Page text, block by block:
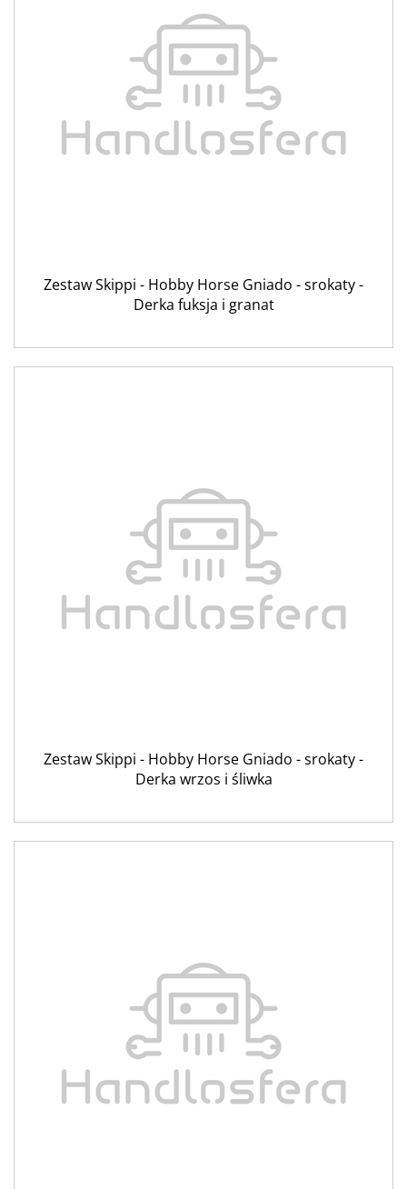
Zestaw Skippi - Hobby Horse Gniado - srokaty -
Derka fuksja i granat
Zestaw Skippi - Hobby Horse Gniado - srokaty -
Derka wrzos i śliwka